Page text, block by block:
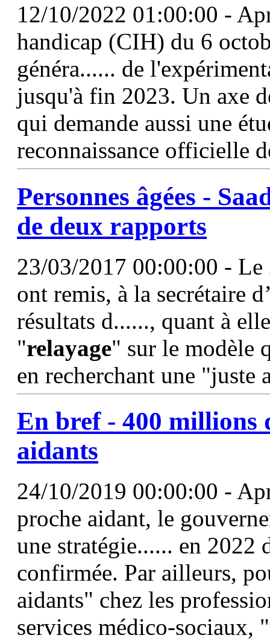
12/10/2022 01:00:00 -
handicap (CIH) du 6
généra...... de
jusqu'à fin 2023. Un axe
qui demande aussi une
reconnaissance officielle
Personnes âgées -
de deux rapports
23/03/2017 00:00:00 - Le
ont remis, à la secrétaire
résultats d......, quant à
"relayage" sur le modèle
en recherchant une
En bref - 400 millions
aidants
24/10/2019 00:00:00 -
proche aidant, le
une stratégie...... en 2022
confirmée. Par ailleurs,
aidants" chez les
services médico-sociaux,